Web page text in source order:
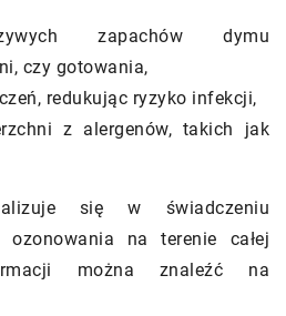
zapachów dymu
czy gotowania,
redukując ryzyko infekcji,
z alergenów, takich jak
się w świadczeniu
ozonowania na terenie całej
można znaleźć na